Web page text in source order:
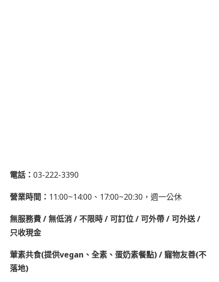
電話： 03-222-3390
營業時間： 11:00~14:00、17:00~20:30，週一公休
無服務費 / 無低消 / 不限時 / 可訂位 / 可外帶 / 可外送 /
只收現金
葷素共食(提供vegan、全素、蛋奶素餐點) / 寵物友善(不
落地)